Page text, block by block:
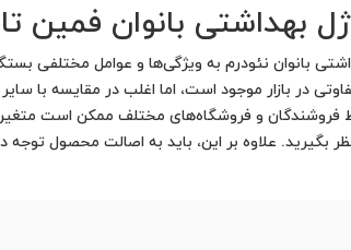
بهداشتی بانوان فمین
بانوان نئودرم به ویژگی‌ها و عوامل مختلفی
در بازار موجود است، اما اغلب در مقایسه
و فروشگاه‌های مختلف ممکن است متغیر
بگیرید. علاوه بر این، باید به اصالت محصول توجه